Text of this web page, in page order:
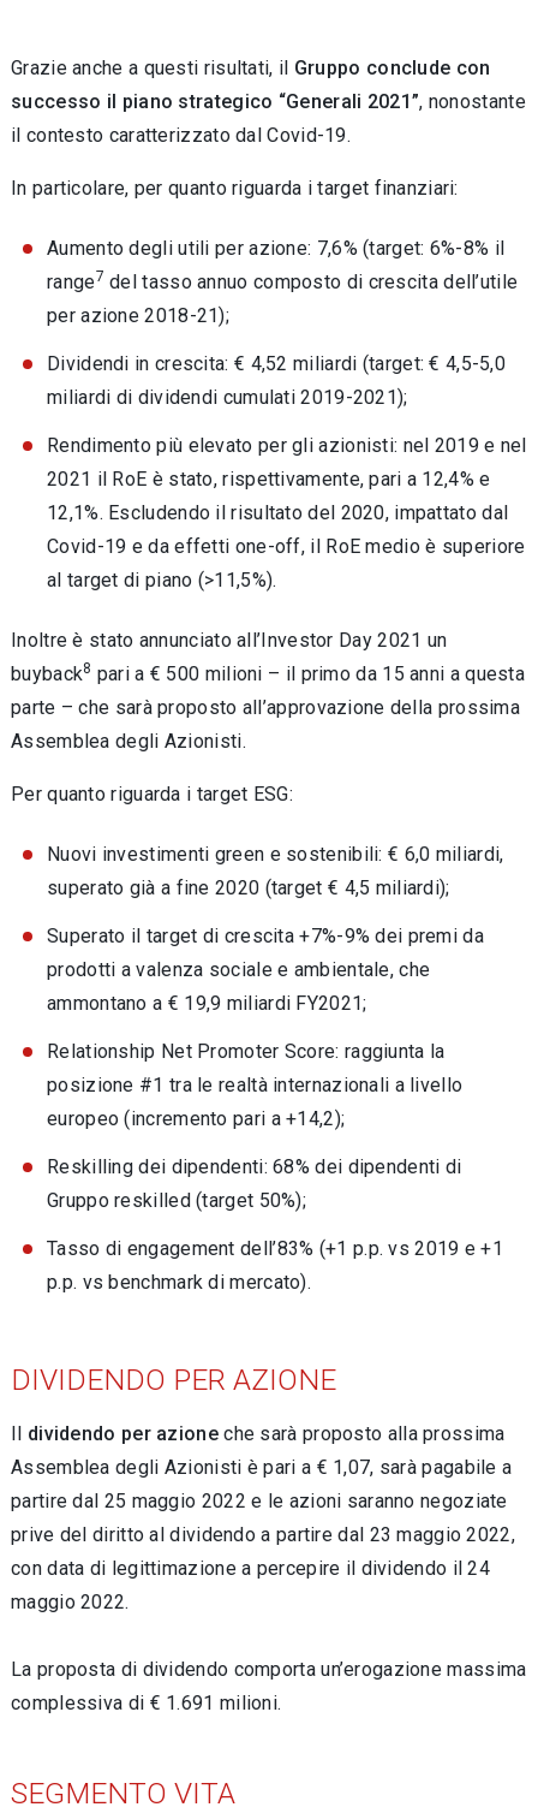
Grazie anche a questi risultati, il Gruppo conclude con
successo il piano strategico “Generali 2021”, nonostante
il contesto caratterizzato dal Covid-19.
In particolare, per quanto riguarda i target finanziari:
Aumento degli utili per azione: 7,6% (target: 6%-8% il
range7 del tasso annuo composto di crescita dell’utile
per azione 2018-21);
Dividendi in crescita: € 4,52 miliardi (target: € 4,5-5,0
miliardi di dividendi cumulati 2019-2021);
Rendimento più elevato per gli azionisti: nel 2019 e nel
2021 il RoE è stato, rispettivamente, pari a 12,4% e
12,1%. Escludendo il risultato del 2020, impattato dal
Covid-19 e da effetti one-off, il RoE medio è superiore
al target di piano (>11,5%).
Inoltre è stato annunciato all’Investor Day 2021 un
buyback8 pari a € 500 milioni – il primo da 15 anni a questa
parte – che sarà proposto all’approvazione della prossima
Assemblea degli Azionisti.
Per quanto riguarda i target ESG:
Nuovi investimenti green e sostenibili: € 6,0 miliardi,
superato già a fine 2020 (target € 4,5 miliardi);
Superato il target di crescita +7%-9% dei premi da
prodotti a valenza sociale e ambientale, che
ammontano a € 19,9 miliardi FY2021;
Relationship Net Promoter Score: raggiunta la
posizione #1 tra le realtà internazionali a livello
europeo (incremento pari a +14,2);
Reskilling dei dipendenti: 68% dei dipendenti di
Gruppo reskilled (target 50%);
Tasso di engagement dell’83% (+1 p.p. vs 2019 e +1
p.p. vs benchmark di mercato).
DIVIDENDO PER AZIONE
dividendo per azioneche sarà proposto alla prossima
Assemblea degli Azionisti è pari a € 1,07, sarà pagabile a
partire dal 25 maggio 2022 e le azioni saranno negoziate
prive del diritto al dividendo a partire dal 23 maggio 2022,
con data di legittimazione a percepire il dividendo il 24
maggio 2022.
La proposta di dividendo comporta un’erogazione massima
complessiva di € 1.691 milioni.
SEGMENTO VITA